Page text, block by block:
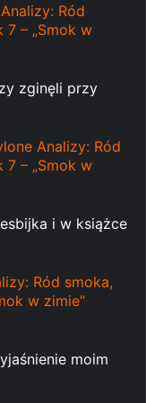
Ród
7 – „Smok w
zginęli przy
Analizy: Ród
7 – „Smok w
i w książce
Ród smoka,
w zimie”
moim